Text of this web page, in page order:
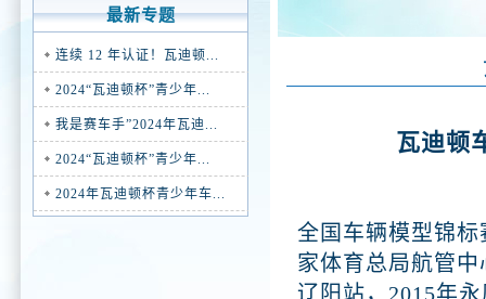
最新专题
连续 12 年认证！瓦迪顿...
2024“瓦迪顿杯”青少年...
我是赛车手”2024年瓦迪...
2024“瓦迪顿杯”青少年...
2024年瓦迪顿杯青少年车...
瓦迪顿
全国车辆模型锦
家体育总局航管
辽阳站，2015年